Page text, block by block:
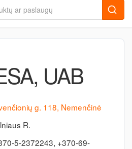
UAB
g. 118, Nemenčinė
R.
5-2372243, +370-69-